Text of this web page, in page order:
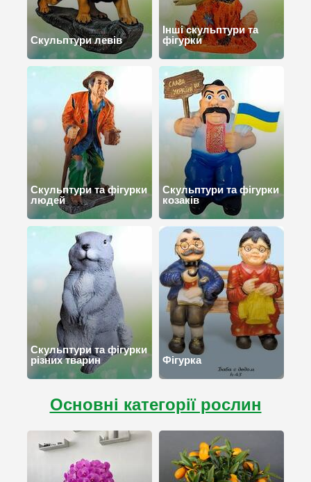
Скульптури левів
Інші скульптури та
фігурки
Скульптури та фігурки
людей
Скульптури та фігурки
козаків
Скульптури та фігурки
різних тварин
Фігурка
Основні категорії рослин